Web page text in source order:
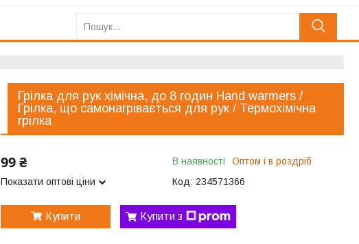
Грілка для рук хімічна, до 8 годин Hand warmers /
Грілка, що самонагрівається для рук / Термохімічна
грілка
99 ₴
Показати оптові ціни
В наявності
Оптом і в роздріб
Код: 234571366
Купити Купити з